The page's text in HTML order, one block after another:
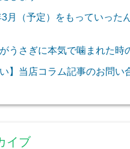
月（予定）をもっていった
うさぎに本気で噛まれた時
い】当店コラム記事のお問い
イブ